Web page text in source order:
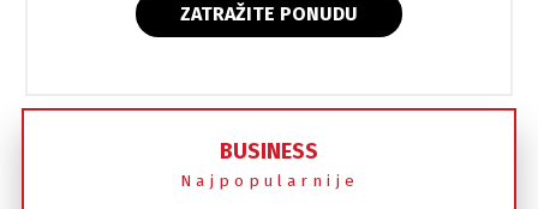
ZATRAŽITE PONUDU
BUSINESS
Najpopularnije